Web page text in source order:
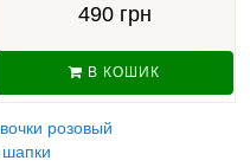
490 грн
В КОШИК
розовый
шапки